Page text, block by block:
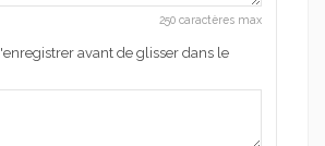
250 caractères max
avant de glisser dans le